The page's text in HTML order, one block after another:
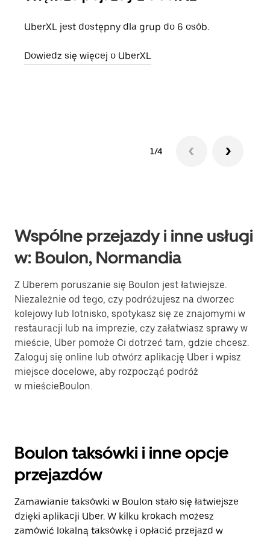
UberXL jest dostępny dla grup do 6 osób.
Dowiedz się więcej o UberXL
1/4
Wspólne przejazdy i inne usługi
w: Boulon, Normandia
Z Uberem poruszanie się Boulon jest łatwiejsze.
Niezależnie od tego, czy podróżujesz na dworzec
kolejowy lub lotnisko, spotykasz się ze znajomymi w
restauracji lub na imprezie, czy załatwiasz sprawy w
mieście, Uber pomoże Ci dotrzeć tam, gdzie chcesz.
Zaloguj się online lub otwórz aplikację Uber i wpisz
miejsce docelowe, aby rozpocząć podróż
w mieścieBoulon.
Boulon taksówki i inne opcje
przejazdów
Zamawianie taksówki w Boulon stało się łatwiejsze
dzięki aplikacji Uber. W kilku krokach możesz
zamówić lokalną taksówkę i opłacić przejazd w